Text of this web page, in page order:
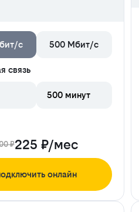
с 500 Мбит/с
связь
500 минут
₽225 ₽/мес
онлайн